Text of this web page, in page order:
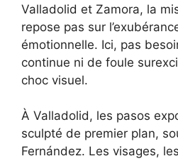
Valladolid et Zamora, la
repose pas sur
émotionnelle. Ici, pas
continue ni de foule
choc visuel.
À Valladolid, les pasos
sculpté de premier plan,
Fernández. Les visages,